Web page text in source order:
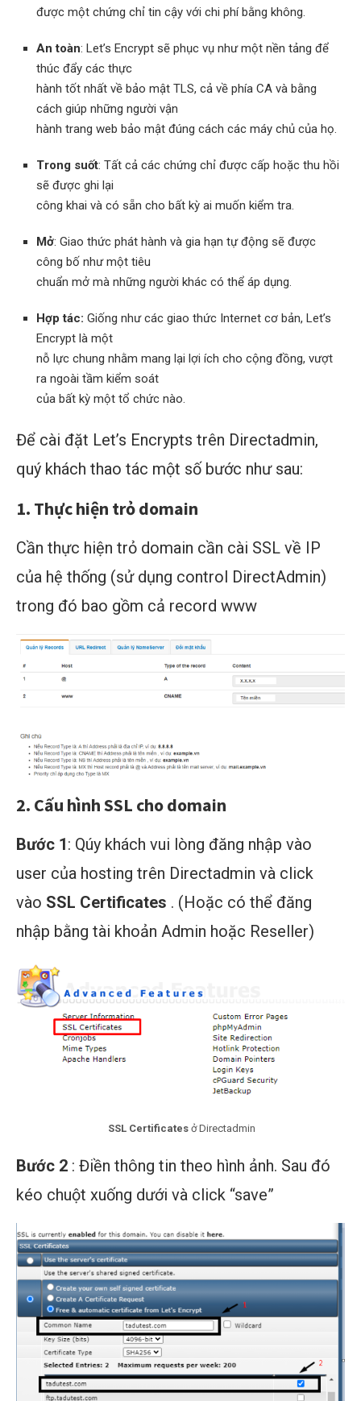
được một chứng chỉ tin cậy với chi phí bằng không.
An toàn: Let’s Encrypt sẽ phục vụ như một nền tảng để
thúc đẩy các thực
hành tốt nhất về bảo mật TLS, cả về phía CA và bằng
cách giúp những người vận
hành trang web bảo mật đúng cách các máy chủ của họ.
Trong suốt: Tất cả các chứng chỉ được cấp hoặc thu hồi
sẽ được ghi lại
công khai và có sẵn cho bất kỳ ai muốn kiểm tra.
Mở: Giao thức phát hành và gia hạn tự động sẽ được
công bố như một tiêu
chuẩn mở mà những người khác có thể áp dụng.
Hợp tác: Giống như các giao thức Internet cơ bản, Let’s
Encrypt là một
nỗ lực chung nhằm mang lại lợi ích cho cộng đồng, vượt
ra ngoài tầm kiểm soát
của bất kỳ một tổ chức nào.
Để cài đặt Let’s Encrypts trên Directadmin,
quý khách thao tác một số bước như sau:
1. Thực hiện trỏ domain
Cần thực hiện trỏ domain cần cài SSL về IP
của hệ thống (sử dụng control DirectAdmin)
trong đó bao gồm cả record www
2. Cấu hình SSL cho domain
Bước 1: Qúy khách vui lòng đăng nhập vào
user của hosting trên Directadmin và click
vào SSL Certificates . (Hoặc có thể đăng
nhập bằng tài khoản Admin hoặc Reseller)
SSL Certificates ở Directadmin
Bước 2 : Điền thông tin theo hình ảnh. Sau đó
kéo chuột xuống dưới và click “save”